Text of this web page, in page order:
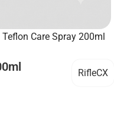
Teflon Care Spray 200ml
RifleCX